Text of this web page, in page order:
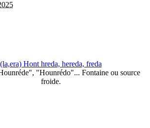
(la,era) Hont hreda, hereda, freda
"Hounrédo"... Fontaine ou source
froide.